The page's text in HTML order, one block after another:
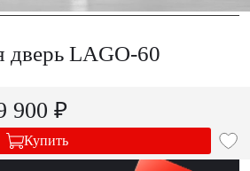
дверь LAGO-60
900 ₽
Купить